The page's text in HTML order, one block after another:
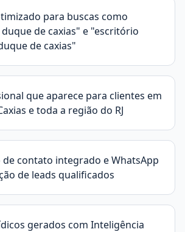
para buscas como
de caxias" e "escritório
de caxias"
que aparece para clientes em
e toda a região do RJ
contato integrado e WhatsApp
de leads qualificados
gerados com Inteligência